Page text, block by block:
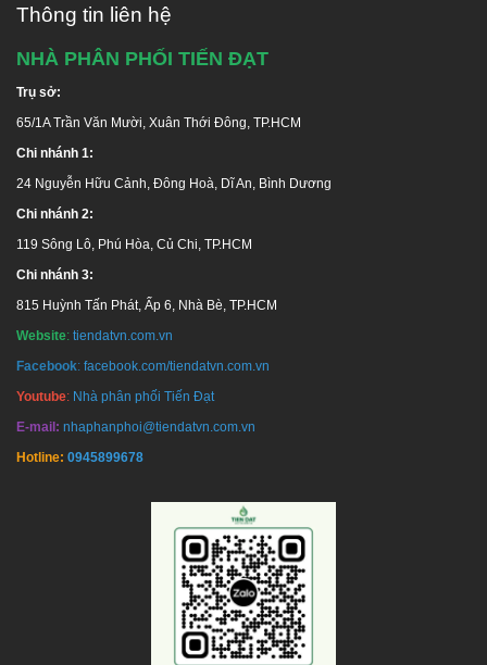
Thông tin liên hệ
NHÀ PHÂN PHỐI TIẾN ĐẠT
Trụ sở:
65/1A Trần Văn Mười, Xuân Thới Đông, TP.HCM
Chi nhánh 1:
24 Nguyễn Hữu Cảnh, Đông Hoà, Dĩ An, Bình Dương
Chi nhánh 2:
119 Sông Lô, Phú Hòa, Củ Chi, TP.HCM
Chi nhánh 3:
815 Huỳnh Tấn Phát, Ấp 6, Nhà Bè, TP.HCM
Website: tiendatvn.com.vn
Facebook: facebook.com/tiendatvn.com.vn
Youtube: Nhà phân phối Tiến Đạt
E-mail: nhaphanphoi@tiendatvn.com.vn
Hotline: 0945899678